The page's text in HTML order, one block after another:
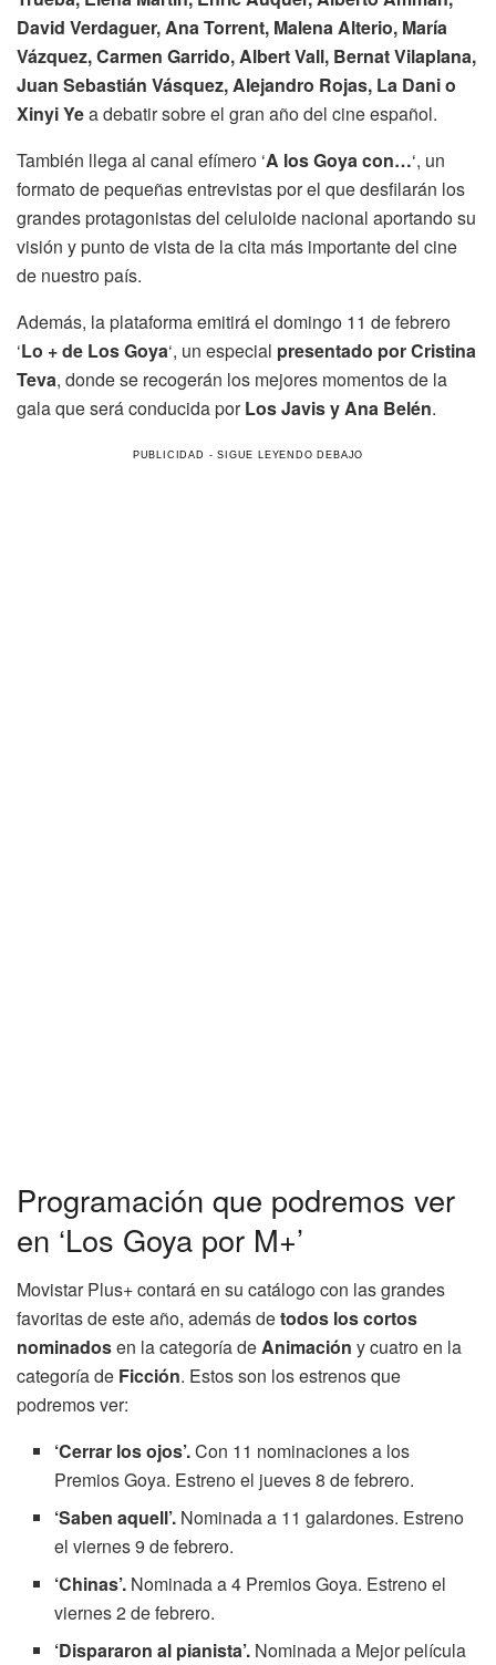
David Verdaguer, Ana Torrent, Malena Alterio, María
Vázquez, Carmen Garrido, Albert Vall, Bernat Vilaplana,
Juan Sebastián Vásquez, Alejandro Rojas, La Dani o
Xinyi Yea debatir sobre el gran año del cine español.
También llega al canal efímero ‘A los Goya con…‘, un
formato de pequeñas entrevistas por el que desfilarán los
grandes protagonistas del celuloide nacional aportando su
visión y punto de vista de la cita más importante del cine
de nuestro país.
Además, la plataforma emitirá el domingo 11 de febrero
‘Lo + de Los Goya‘, un especial presentado por Cristina
Teva, donde se recogerán los mejores momentos de la
gala que será conducida porLos Javis y Ana Belén.
Programación que podremos ver
en ‘Los Goya por M+’
Movistar Plus+ contará en su catálogo con las grandes
favoritas de este año, además detodos los cortos
nominadosen la categoría deAnimación y cuatro en la
categoría de Ficción. Estos son los estrenos que
podremos ver:
‘Cerrar los ojos’.Con 11 nominaciones a los
Premios Goya. Estreno el jueves 8 de febrero.
‘Saben aquell’. Nominada a 11 galardones. Estreno
el viernes 9 de febrero.
‘Chinas’. Nominada a 4 Premios Goya. Estreno el
viernes 2 de febrero.
‘Dispararon al pianista’. Nominada a Mejor película